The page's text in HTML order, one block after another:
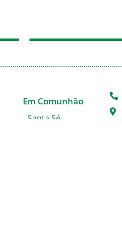
Em Comunhão
Santa Sé